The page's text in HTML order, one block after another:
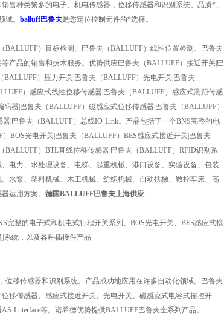
售种类繁多的电子、机电传感器，位移传感器和识别系统。品质*、
。 balluff巴鲁夫是您定位控制元件的*选择。
）目标检测、巴鲁夫（BALLUFF）线性位置检测、巴鲁夫
产品的销售和技术服务。优势供应巴鲁夫（BALLUFF）接近开关|巴
）压力开关|巴鲁夫（BALLUFF）光电开关|巴鲁夫
）感应式线性位移传感器|巴鲁夫（BALLUFF）感应式测距传感
器|巴鲁夫（BALLUFF）磁感应式位移传感器|巴鲁夫（BALLUFF）
|巴鲁夫（BALLUFF）总线IO-Link。产品包括了一个BNS完整的电
BOS光电开关|巴鲁夫（BALLUFF）BES感应式接近开关|巴鲁夫
BALLUFF）BTL直线位移传感器|巴鲁夫（BALLUFF）RFID识别系
电力、水处理设备、电梯、起重机械、港口设备、实验设备、包装
水泵、塑料机械、木工机械、纺织机械、自动扶梯、数控车床、高
运用方案。 德国BALLUFF巴鲁夫上海供应
完整的电子式和机电式行程开关系列、BOS光电开关、BES感应式接
系统，以及各种插接件产品
移传感器和识别系统。产品成功地应用在许多自动化领域。巴鲁夫
移传感器、感应式接近开关、光电开关、磁感应式电容式摇控开
Lnterface等。诺希德优势提供BALLUFF巴鲁夫全系列产品。